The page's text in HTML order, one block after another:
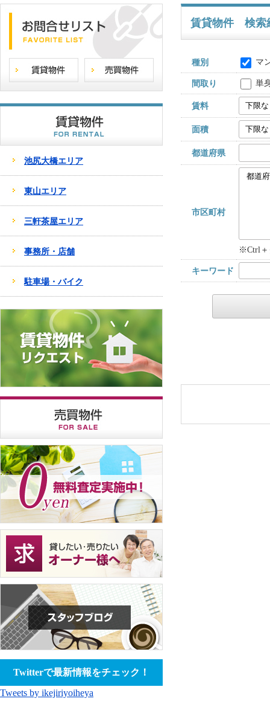
池尻大橋エリア
東山エリア
三軒茶屋エリア
事務所・店舗
駐車場・バイク
Twitterで最新情報をチェック！
Tweets by ikejiriyoiheya
賃貸物件 検索
種別 マ
間取り 単
賃料
面積
都道府県
市区町村
※Ctrl＋
キーワード